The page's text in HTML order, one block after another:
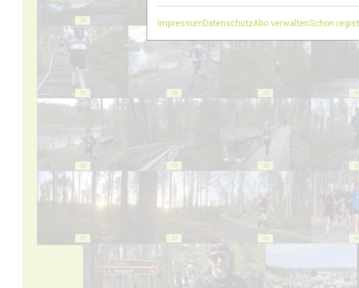
26 27 28
31 32 33
36 37 38
41 42 43
ImpressumDatenschutzAbo verwaltenSchon